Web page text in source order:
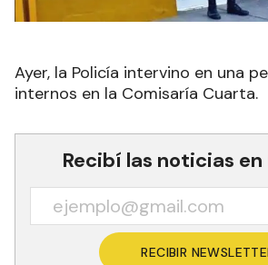
Ayer, la Policía intervino en una
internos en la Comisaría Cuarta.
Recibí las noticias
RECIBIR